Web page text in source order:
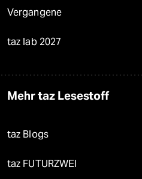
Vergangene
taz lab 2027
Mehr taz Lesestoff
taz Blogs
taz FUTURZWEI